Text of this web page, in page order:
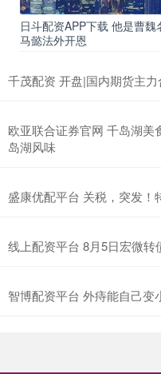
日斗配资APP下载 他是曹
马懿法外开恩
千茂配资 开盘|国内期货主
欧亚联合证券官网 千岛湖
岛湖风味
盛康优配平台 关税，突发！
线上配资平台 8月5日宏微转
智博配资平台 外痔能自己变